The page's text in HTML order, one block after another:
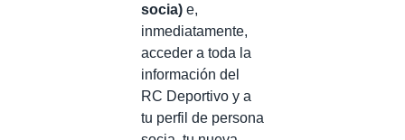
socia) e,
inmediatamente,
acceder a toda la
información del
RC Deportivo y a
tu perfil de persona